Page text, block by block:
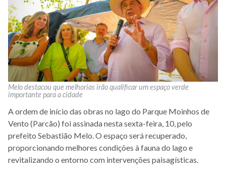
Melo destacou que melhorias irão qualificar um espaço verde
importante para a cidade
A ordem de início das obras no lago do Parque Moinhos de
Vento (Parcão) foi assinada nesta sexta-feira, 10, pelo
prefeito Sebastião Melo. O espaço será recuperado,
proporcionando melhores condições à fauna do lago e
revitalizando o entorno com intervenções paisagísticas.